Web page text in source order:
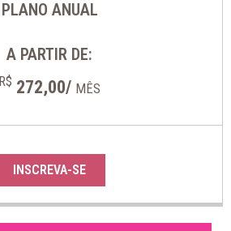
PLANO ANUAL
A PARTIR DE:
R$ 272,00/ MÊS
INSCREVA-SE